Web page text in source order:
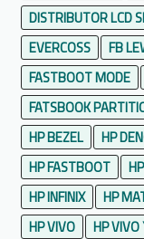
DISTRIBUTOR LCD
EVERCOSS
FB
FASTBOOT MODE
FATSBOOK
HP BEZEL
HP
HP FASTBOOT
HP INFINIX
HP
HP VIVO
HP